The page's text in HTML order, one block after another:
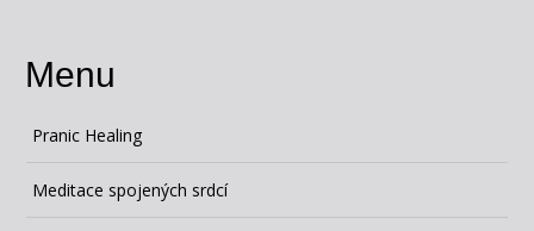
Menu
Pranic Healing
Meditace spojených srdcí